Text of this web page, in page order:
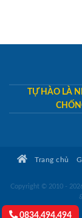
TỰ HÀO LÀ
Trang chủ
Copyright © 2010 -
0834.494.494